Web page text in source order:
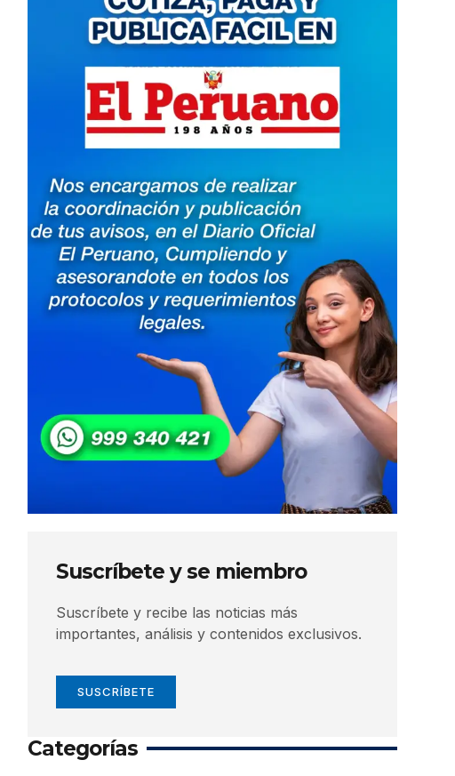
Suscríbete y se miembro
Suscríbete y recibe las noticias más
importantes, análisis y contenidos exclusivos.
SUSCRÍBETE
Categorías